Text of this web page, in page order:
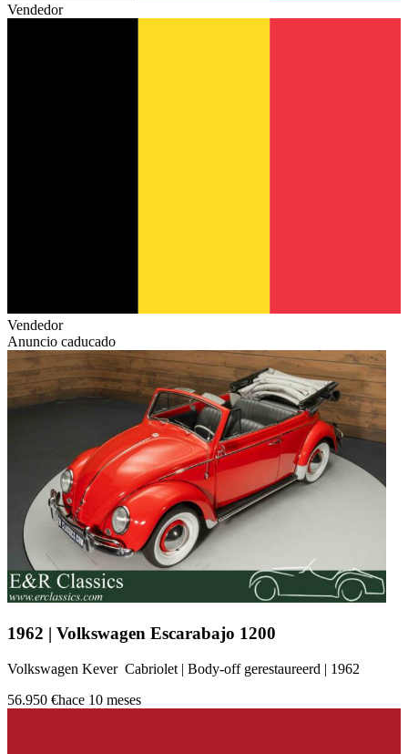
Vendedor
Vendedor
Anuncio caducado
1962 | Volkswagen Escarabajo 1200
Volkswagen Kever Cabriolet | Body-off gerestaureerd | 1962
56.950 €hace 10 meses